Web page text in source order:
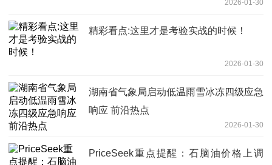
2026-01-30
精彩看点:这里才是考验实战的时候！
2026-01-30
湖南省气象局启动低温雨雪冰冻四级应急
响应 前沿热点
2026-01-30
PriceSeek重点提醒：石脑油价格上调